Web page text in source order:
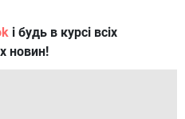
і будь в курсі всіх
новин!